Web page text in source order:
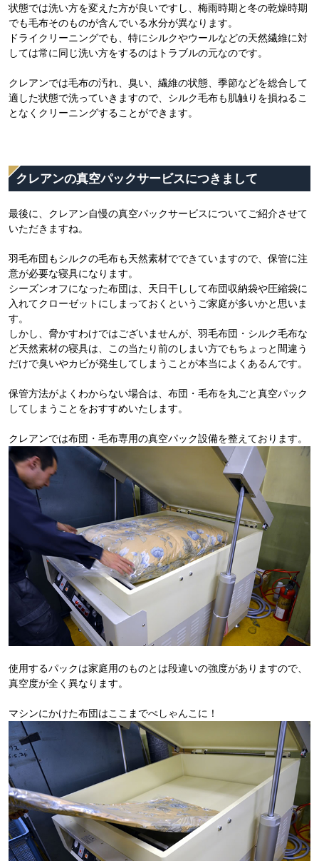
状態では洗い方を変えた方が良いですし、梅雨時期と冬の乾燥時期
でも毛布そのものが含んでいる水分が異なります。
ドライクリーニングでも、特にシルクやウールなどの天然繊維に対
しては常に同じ洗い方をするのはトラブルの元なのです。
クレアンでは毛布の汚れ、臭い、繊維の状態、季節などを総合して
適した状態で洗っていきますので、シルク毛布も肌触りを損ねるこ
となくクリーニングすることができます。
クレアンの真空パックサービスにつきまして
最後に、クレアン自慢の真空パックサービスについてご紹介させて
いただきますね。
羽毛布団もシルクの毛布も天然素材でできていますので、保管に注
意が必要な寝具になります。
シーズンオフになった布団は、天日干しして布団収納袋や圧縮袋に
入れてクローゼットにしまっておくというご家庭が多いかと思いま
す。
しかし、脅かすわけではございませんが、羽毛布団・シルク毛布な
ど天然素材の寝具は、この当たり前のしまい方でもちょっと間違う
だけで臭いやカビが発生してしまうことが本当によくあるんです。
保管方法がよくわからない場合は、布団・毛布を丸ごと真空パック
してしまうことをおすすめいたします。
クレアンでは布団・毛布専用の真空パック設備を整えております。
使用するパックは家庭用のものとは段違いの強度がありますので、
真空度が全く異なります。
マシンにかけた布団はここまでぺしゃんこに！